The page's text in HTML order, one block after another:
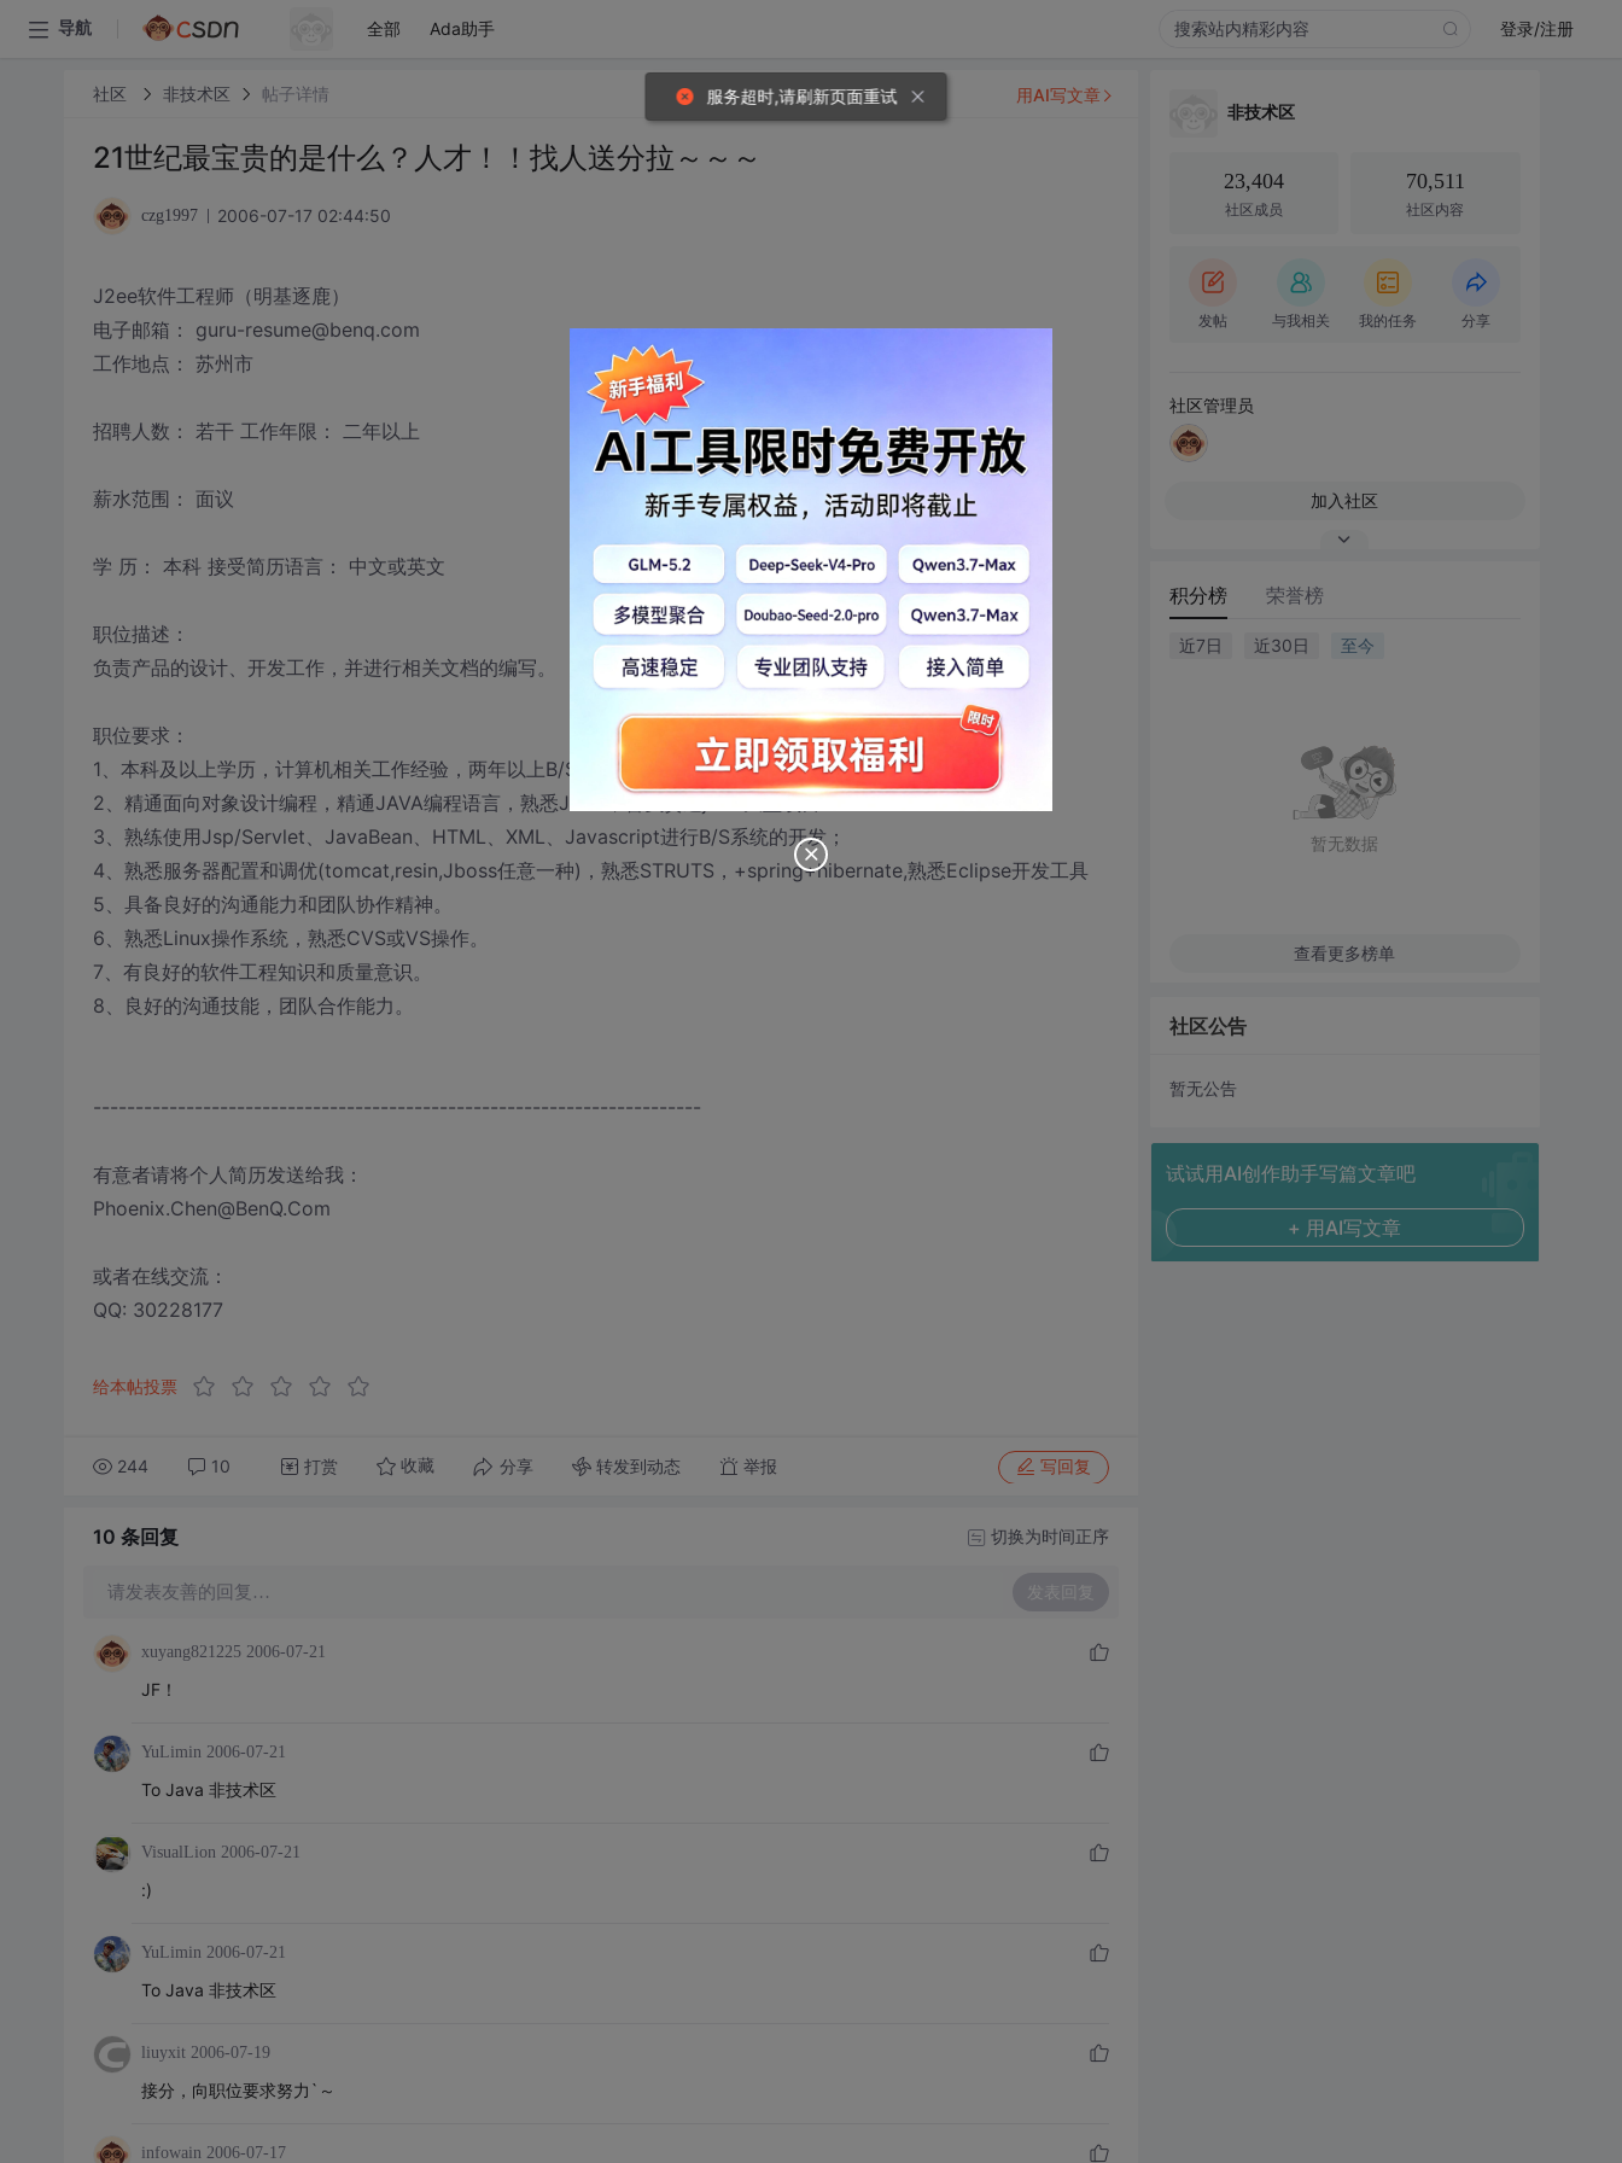
导航 全部 Ada助手 登录/注册
社区 非技术区 帖子详情
21世纪最宝贵的是什么？人才！！找人送分拉～～～
czg1997 2006-07-17 02:44:50
J2ee软件工程师（明基逐鹿）
电子邮箱： guru-resume@benq.com
工作地点： 苏州市
招聘人数： 若干 工作年限： 二年以上
薪水范围： 面议
学 历： 本科 接受简历语言： 中文或英文
职位描述：
负责产品的设计、开发工作，并进行相关文档的编写。
职位要求：
1、本科及以上学历，计算机相关工作经验，两年以上B/S应用开发经验；
2、精通面向对象设计编程，精通JAVA编程语言，熟悉J2EE；曾负责过j2EE大型项目
3、熟练使用Jsp/Servlet、JavaBean、HTML、XML、Javascript进行B/S系统的开发；
4、熟悉服务器配置和调优(tomcat,resin,Jboss任意一种)，熟悉STRUTS，+spring+hibernate,熟悉Eclipse开发工具
5、具备良好的沟通能力和团队协作精神。
6、熟悉Linux操作系统，熟悉CVS或VS操作。
7、有良好的软件工程知识和质量意识。
8、良好的沟通技能，团队合作能力。
------------------------------------------------------------------------
有意者请将个人简历发送给我：
Phoenix.Chen@BenQ.Com
或者在线交流：
QQ: 30228177
给本帖投票
244 10 打赏 收藏 分享 转发到动态 举报 写回复
用AI写文章
10 条回复 切换为时间正序
请发表友善的回复… 发表回复
xuyang821225 2006-07-21
JF！
YuLimin 2006-07-21
To Java 非技术区
VisualLion 2006-07-21
:)
YuLimin 2006-07-21
To Java 非技术区
liuyxit 2006-07-19
接分，向职位要求努力`～
infowain 2006-07-17
非技术区
23,404
社区成员
70,511
社区内容
发帖 与我相关 我的任务 分享
社区管理员
加入社区
积分榜 荣誉榜
近7日 近30日 至今
暂无数据
查看更多榜单
社区公告
暂无公告
试试用AI创作助手写篇文章吧
+ 用AI写文章